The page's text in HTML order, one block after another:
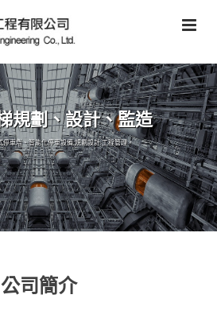
規劃、設計、監造
停車塔、智能化停車設備,規劃設計,工程管理。
公司簡介